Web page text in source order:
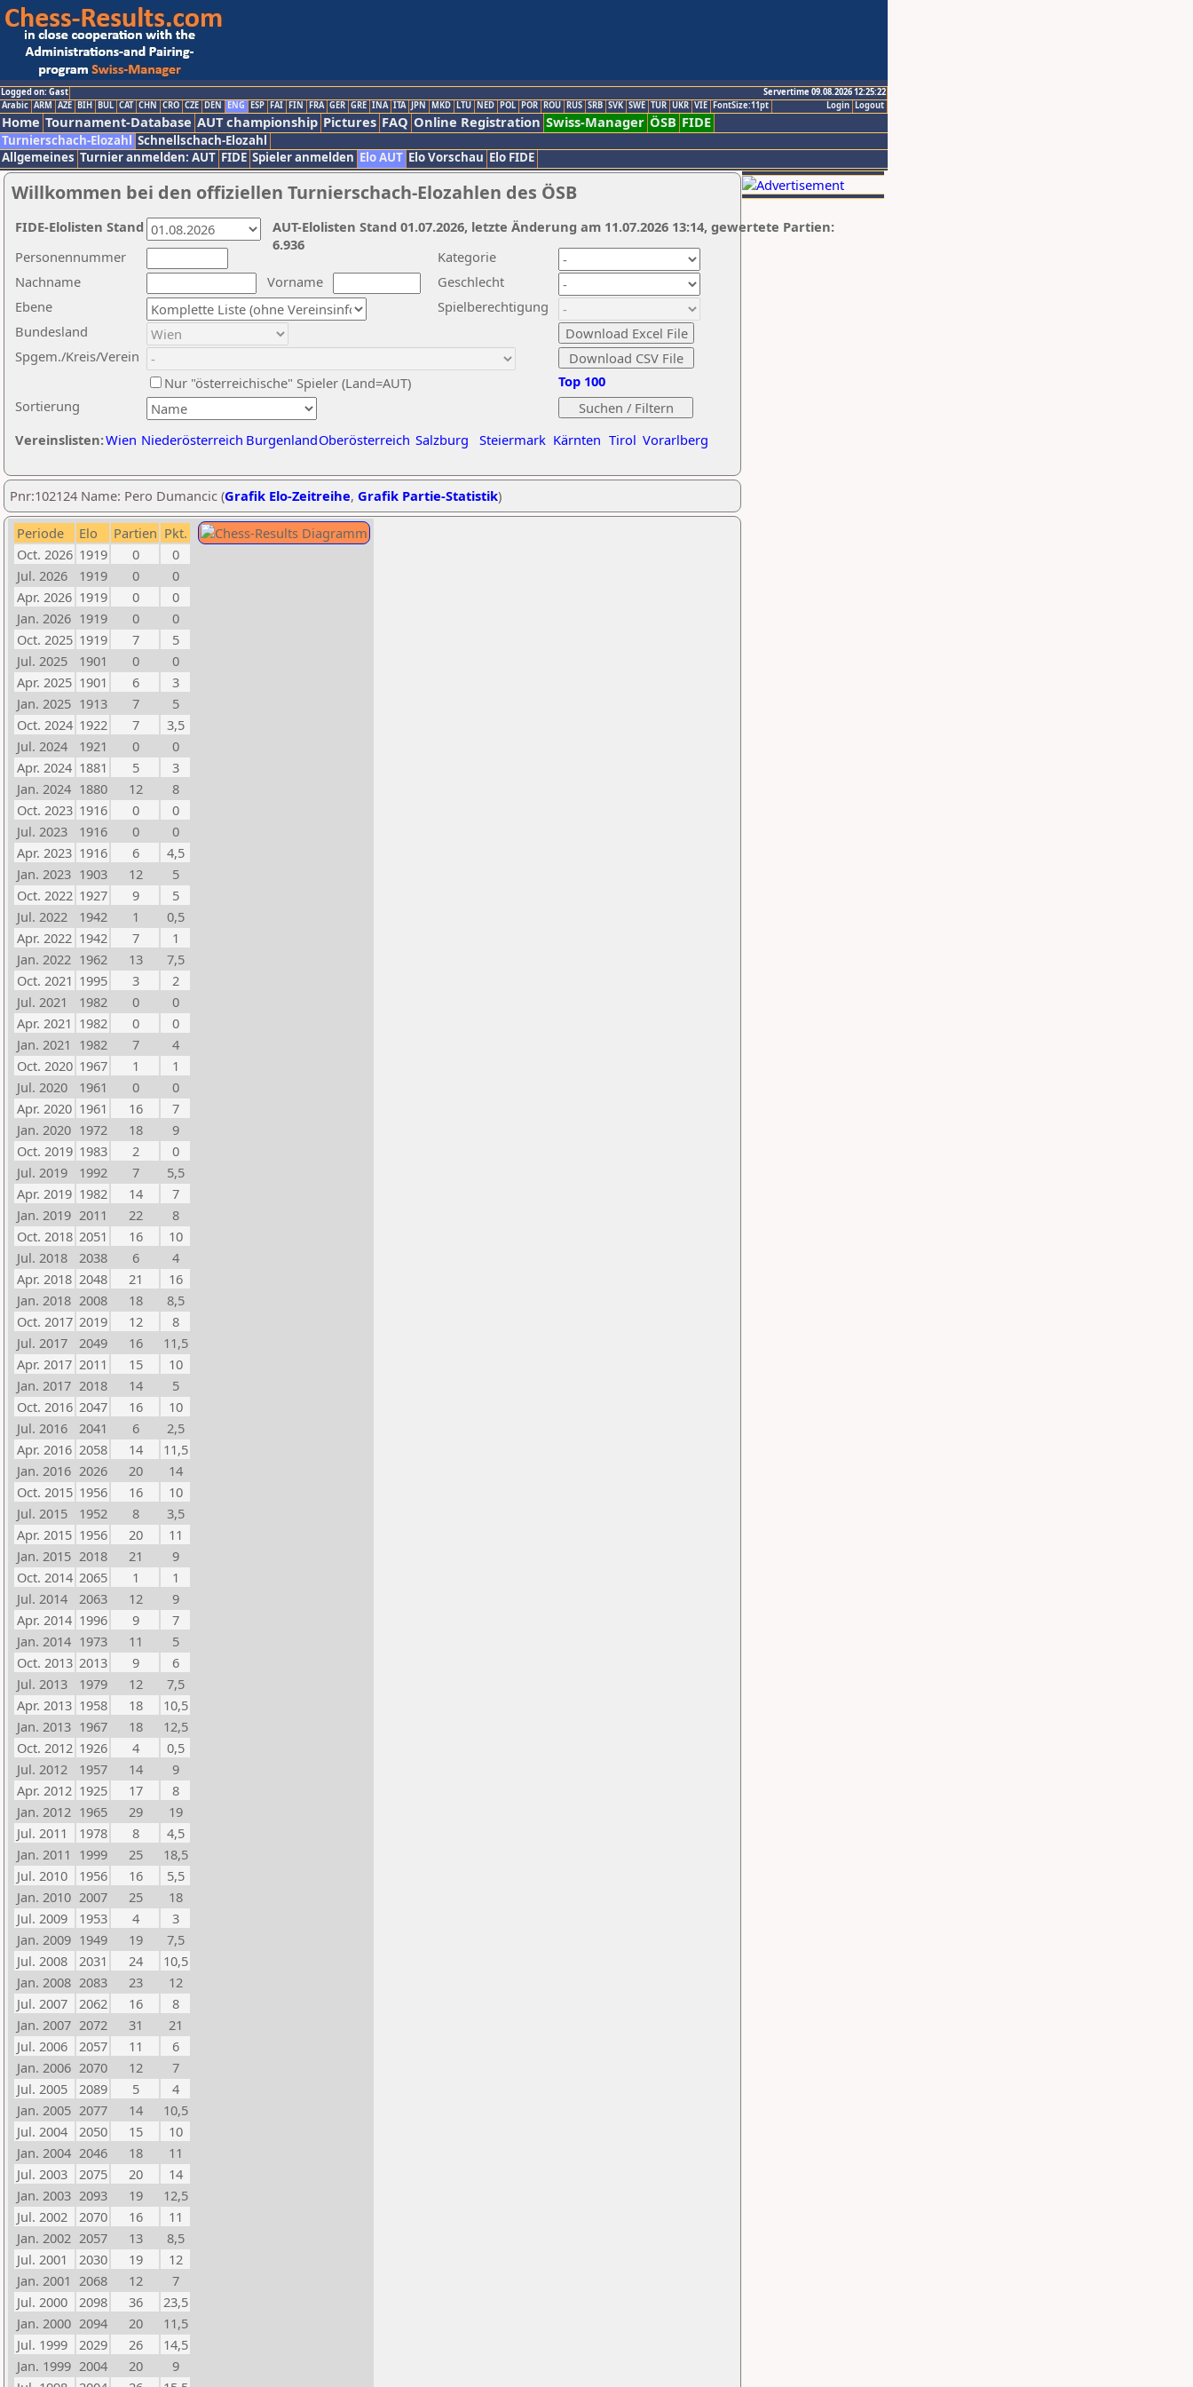
Logged on: Gast
Servertime 09.08.2026 12:25:22
Logout
Login
Arabic ARM AZE BIH BUL CAT CHN CRO CZE DEN ENG ESP FAI FIN FRA GER GRE INA ITA JPN MKD LTU NED POL POR ROU RUS SRB SVK SWE TUR UKR VIE FontSize:11pt
Home Tournament-Database AUT championship Pictures FAQ Online Registration Swiss-Manager ÖSB FIDE
Turnierschach-Elozahl Schnellschach-Elozahl
Allgemeines Turnier anmelden: AUT FIDE Spieler anmelden Elo AUT Elo Vorschau Elo FIDE
Willkommen bei den offiziellen Turnierschach-Elozahlen des ÖSB
Nachname
Vorname
Ebene
Kategorie
Sortierung
Personennummer
Bundesland
Spgem./Kreis/Verein
Geschlecht
Nur "österreichische" Spieler (Land=AUT)
Spielberechtigung
Vereinslisten:Wien Niederösterreich BurgenlandOberösterreich Salzburg Steiermark Kärnten Tirol Vorarlberg
Top 100
AUT-Elolisten Stand 01.07.2026, letzte Änderung am 11.07.2026 13:14, gewertete Partien:
6.936
FIDE-Elolisten Stand
Pnr:102124 Name: Pero Dumancic (Grafik Elo-Zeitreihe, Grafik Partie-Statistik)
Periode Elo Partien Pkt.
Oct. 2026 1919 0
0
Jul. 2026
1919 0
0
Apr. 2026 1919 0
0
Jan. 2026 1919 0
0
Oct. 2025 1919 7
5
Jul. 2025
1901 0
0
Apr. 2025 1901 6
3
Jan. 2025 1913 7
5
Oct. 2024 1922 7
3,5
Jul. 2024
1921 0
0
Apr. 2024 1881 5
3
Jan. 2024 1880 12
8
Oct. 2023 1916 0
0
Jul. 2023
1916 0
0
Apr. 2023 1916 6
4,5
Jan. 2023 1903 12
5
Oct. 2022 1927 9
5
Jul. 2022
1942 1
0,5
Apr. 2022 1942 7
1
Jan. 2022 1962 13
7,5
Oct. 2021 1995 3
2
Jul. 2021
1982 0
0
Apr. 2021 1982 0
0
Jan. 2021 1982 7
4
Oct. 2020 1967 1
1
Jul. 2020
1961 0
0
Apr. 2020 1961 16
7
Jan. 2020 1972 18
9
Oct. 2019 1983 2
0
Jul. 2019
1992 7
5,5
Apr. 2019 1982 14
7
Jan. 2019 2011 22
8
Oct. 2018 2051 16
10
Jul. 2018
2038 6
4
Apr. 2018 2048 21
16
Jan. 2018 2008 18
8,5
Oct. 2017 2019 12
8
Jul. 2017
2049 16
11,5
Apr. 2017 2011 15
10
Jan. 2017 2018 14
5
Oct. 2016 2047 16
10
Jul. 2016
2041 6
2,5
Apr. 2016 2058 14
11,5
Jan. 2016 2026 20
14
Oct. 2015 1956 16
10
Jul. 2015
1952 8
3,5
Apr. 2015 1956 20
11
Jan. 2015 2018 21
9
Oct. 2014 2065 1
1
Jul. 2014
2063 12
9
Apr. 2014 1996 9
7
Jan. 2014 1973 11
5
Oct. 2013 2013 9
6
Jul. 2013
1979 12
7,5
Apr. 2013 1958 18
10,5
Jan. 2013 1967 18
12,5
Oct. 2012 1926 4
0,5
Jul. 2012
1957 14
9
Apr. 2012 1925 17
8
Jan. 2012 1965 29
19
Jul. 2011
1978 8
4,5
Jan. 2011 1999 25
18,5
Jul. 2010
1956 16
5,5
Jan. 2010 2007 25
18
Jul. 2009
1953 4
3
Jan. 2009 1949 19
7,5
Jul. 2008
2031 24
10,5
Jan. 2008 2083 23
12
Jul. 2007
2062 16
8
Jan. 2007 2072 31
21
Jul. 2006
2057 11
6
Jan. 2006 2070 12
7
Jul. 2005
2089 5
4
Jan. 2005 2077 14
10,5
Jul. 2004
2050 15
10
Jan. 2004 2046 18
11
Jul. 2003
2075 20
14
Jan. 2003 2093 19
12,5
Jul. 2002
2070 16
11
Jan. 2002 2057 13
8,5
Jul. 2001
2030 19
12
Jan. 2001 2068 12
7
Jul. 2000
2098 36
23,5
Jan. 2000 2094 20
11,5
Jul. 1999
2029 26
14,5
Jan. 1999 2004 20
9